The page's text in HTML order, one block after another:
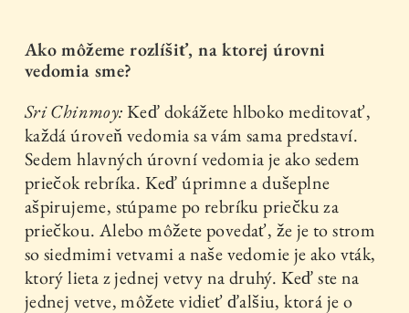
Ako môžeme rozlíšiť, na ktorej úrovni
vedomia sme?
Sri Chinmoy:Keď dokážete hlboko meditovať,
každá úroveň vedomia sa vám sama predstaví.
Sedem hlavných úrovní vedomia je ako sedem
priečok rebríka. Keď úprimne a dušeplne
ašpirujeme, stúpame po rebríku priečku za
priečkou. Alebo môžete povedať, že je to strom
so siedmimi vetvami a naše vedomie je ako vták,
ktorý lieta z jednej vetvy na druhý. Keď ste na
jednej vetve, môžete vidieť ďalšiu, ktorá je o